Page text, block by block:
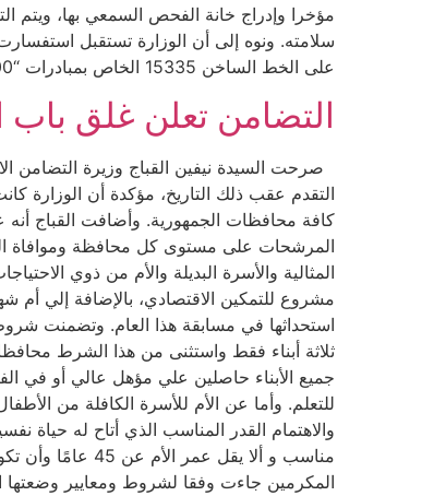
مؤخرا وإدراج خانة الفحص السمعي بها، ويتم
سلامته. ونوه إلى أن الوزارة تستقبل
على الخط الساخن 15335 الخاص بمبادرات “100 مليون صحة” وذلك في إطار الاهتمام بالصحة العامة.
التضامن تعلن غلق باب التقدم
كافة محافظات الجمهورية. وأضافت القباج أنه
المرشحات على مستوى كل محافظة وموافاة
المثالية والأسرة البديلة والأم من ذوي
مشروع للتمكين الاقتصادي، بالإضافة إلي
جميع الأبناء حاصلين علي مؤهل عالي أو في
للتعلم. وأما عن الأم للأسرة الكافلة من
والاهتمام القدر المناسب الذي أتاح له حياة
المكرمين جاءت وفقا لشروط ومعايير وضعتها